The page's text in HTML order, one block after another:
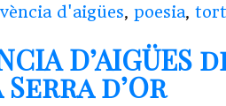
d'aigües, poesia,
d’Or